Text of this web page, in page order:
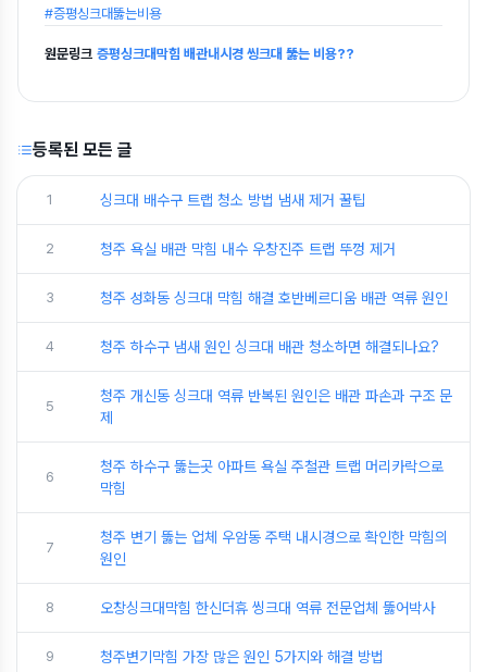
#증평싱크대뚫는비용
원문링크 증평싱크대막힘 배관내시경 씽크대 뚫는 비용??
등록된 모든 글
1 싱크대 배수구 트랩 청소 방법 냄새 제거 꿀팁
2 청주 욕실 배관 막힘 내수 우창진주 트랩 뚜껑 제거
3 청주 성화동 싱크대 막힘 해결 호반베르디움 배관 역류 원인
4 청주 하수구 냄새 원인 싱크대 배관 청소하면 해결되나요?
5
청주 개신동 싱크대 역류 반복된 원인은 배관 파손과 구조 문
제
6
청주 하수구 뚫는곳 아파트 욕실 주철관 트랩 머리카락으로
막힘
7
청주 변기 뚫는 업체 우암동 주택 내시경으로 확인한 막힘의
원인
8 오창싱크대막힘 한신더휴 씽크대 역류 전문업체 뚫어박사
9 청주변기막힘 가장 많은 원인 5가지와 해결 방법